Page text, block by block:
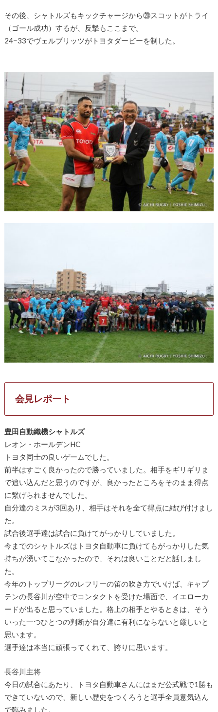
その後、シャトルズもキックチャージから⑳スコットがトライ
（ゴール成功）するが、反撃もここまで。
24−33でヴェルブリッツがトヨタダービーを制した。
会見レポート
豊田自動織機シャトルズ
レオン・ホールデンHC
トヨタ同士の良いゲームでした。
前半はすごく良かったので勝っていました。相手をギリギリま
で追い込んだと思うのですが、良かったところをそのまま得点
に繋げられませんでした。
自分達のミスが3回あり、相手はそれを全て得点に結び付けまし
た。
試合後選手達は試合に負けてがっかりしていました。
今までのシャトルズはトヨタ自動車に負けてもがっかりした気
持ちが湧いてこなかったので、それは良いことだと話しまし
た。
今年のトップリーグのレフリーの笛の吹き方でいけば、キャプ
テンの長谷川が空中でコンタクトを受けた場面で、イエローカ
ードが出ると思っていました。格上の相手とやるときは、そう
いった一つひとつの判断が自分達に有利にならないと厳しいと
思います。
選手達は本当に頑張ってくれて、誇りに思います。
長谷川主将
今日の試合にあたり、トヨタ自動車さんにはまだ公式戦で1勝も
できていないので、新しい歴史をつくろうと選手全員意気込ん
で臨みました。